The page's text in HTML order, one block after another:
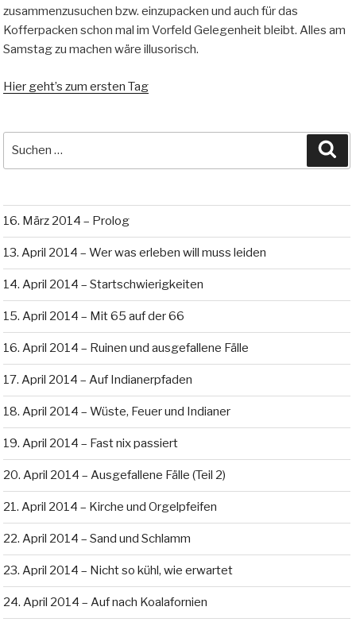
zusammenzusuchen bzw. einzupacken und auch für das
Kofferpacken schon mal im Vorfeld Gelegenheit bleibt. Alles am
Samstag zu machen wäre illusorisch.
Hier geht’s zum ersten Tag
16. März 2014 – Prolog
13. April 2014 – Wer was erleben will muss leiden
14. April 2014 – Startschwierigkeiten
15. April 2014 – Mit 65 auf der 66
16. April 2014 – Ruinen und ausgefallene Fälle
17. April 2014 – Auf Indianerpfaden
18. April 2014 – Wüste, Feuer und Indianer
19. April 2014 – Fast nix passiert
20. April 2014 – Ausgefallene Fälle (Teil 2)
21. April 2014 – Kirche und Orgelpfeifen
22. April 2014 – Sand und Schlamm
23. April 2014 – Nicht so kühl, wie erwartet
24. April 2014 – Auf nach Koalafornien